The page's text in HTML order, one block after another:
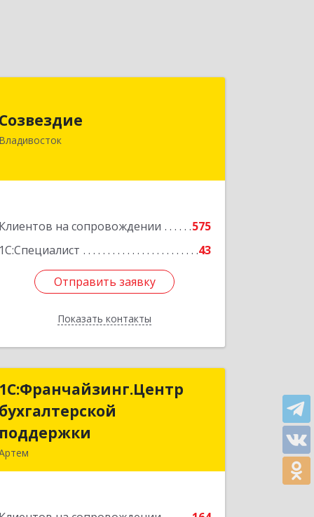
Созвездие
Владивосток
Клиентов на сопровождении
575
1С:Специалист
43
Отправить заявку
Показать контакты
Владивосток г, Тухачевского ул, дом
Отправить заявку
Назад
1С:Франчайзинг.Центр
бухгалтерской
поддержки
1С:Франчайзинг.Центр
бухгалтерской